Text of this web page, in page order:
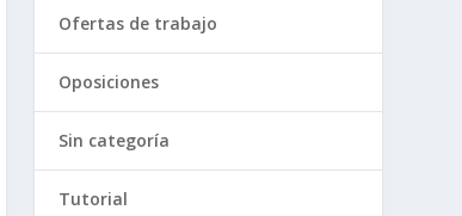
Ofertas de trabajo
Oposiciones
Sin categoría
Tutorial